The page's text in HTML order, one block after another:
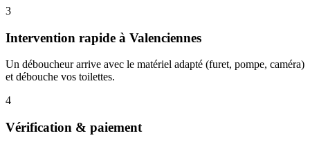
3
Intervention rapide à Valenciennes
Un déboucheur arrive avec le matériel adapté (furet, pompe, caméra)
et débouche vos toilettes.
4
Vérification & paiement